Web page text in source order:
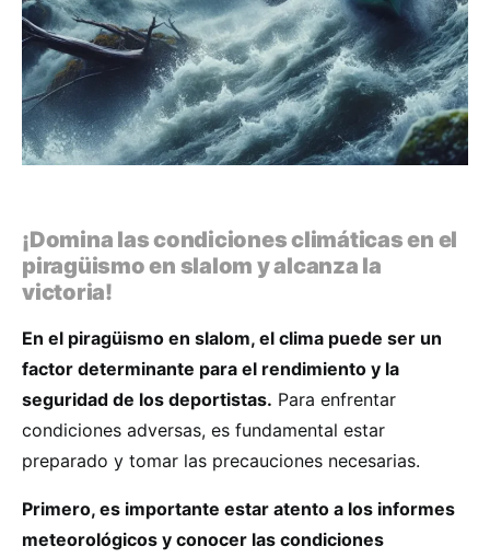
¡Domina las condiciones climáticas en el
piragüismo en slalom y alcanza la
victoria!
En el piragüismo en slalom, el clima puede ser un
factor determinante para el rendimiento y la
seguridad de los deportistas. Para enfrentar
condiciones adversas, es fundamental estar
preparado y tomar las precauciones necesarias.
Primero, es importante estar atento a los informes
meteorológicos y conocer las condiciones